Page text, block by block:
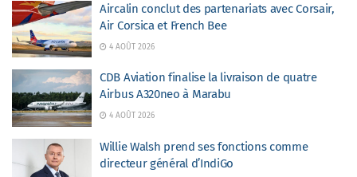
Aircalin conclut des partenariats avec Corsair,
Air Corsica et French Bee
4 AOÛT 2026
CDB Aviation finalise la livraison de quatre
Airbus A320neo à Marabu
4 AOÛT 2026
Willie Walsh prend ses fonctions comme
directeur général d’IndiGo